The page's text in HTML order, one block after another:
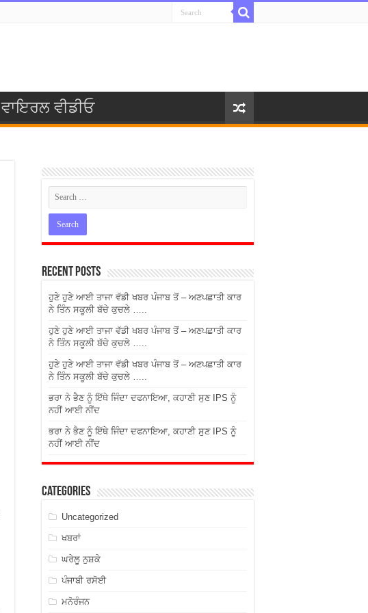
ਵਾਇਰਲ ਵੀਡੀਓ
Recent Posts
ਹੁਣੇ ਹੁਣੇ ਆਈ ਤਾਜਾ ਵੱਡੀ ਖਬਰ ਪੰਜਾਬ ਤੋਂ – ਅਣਪਛਾਤੀ ਕਾਰ
ਨੇ ਤਿੰਨ ਸਕੂਲੀ ਬੱਚੇ ਕੁਚਲੇ …..
ਹੁਣੇ ਹੁਣੇ ਆਈ ਤਾਜਾ ਵੱਡੀ ਖਬਰ ਪੰਜਾਬ ਤੋਂ – ਅਣਪਛਾਤੀ ਕਾਰ
ਨੇ ਤਿੰਨ ਸਕੂਲੀ ਬੱਚੇ ਕੁਚਲੇ …..
ਹੁਣੇ ਹੁਣੇ ਆਈ ਤਾਜਾ ਵੱਡੀ ਖਬਰ ਪੰਜਾਬ ਤੋਂ – ਅਣਪਛਾਤੀ ਕਾਰ
ਨੇ ਤਿੰਨ ਸਕੂਲੀ ਬੱਚੇ ਕੁਚਲੇ …..
ਭਰਾ ਨੇ ਭੈਣ ਨੂੰ ਇੱਥੇ ਜਿੰਦਾ ਦਫਨਾਇਆ, ਕਹਾਣੀ ਸੁਣ IPS ਨੂੰ
ਨਹੀਂ ਆਈ ਨੀਂਦ
ਭਰਾ ਨੇ ਭੈਣ ਨੂੰ ਇੱਥੇ ਜਿੰਦਾ ਦਫਨਾਇਆ, ਕਹਾਣੀ ਸੁਣ IPS ਨੂੰ
ਨਹੀਂ ਆਈ ਨੀਂਦ
Categories
Uncategorized
ਖਬਰਾਂ
ਘਰੇਲੂ ਨੁਸ਼ਕੇ
ਪੰਜਾਬੀ ਰਸੋਈ
ਮਨੋਰੰਜਨ